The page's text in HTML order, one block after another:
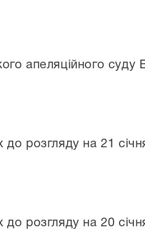
апеляційного
до розгляду на 21
до розгляду на 20